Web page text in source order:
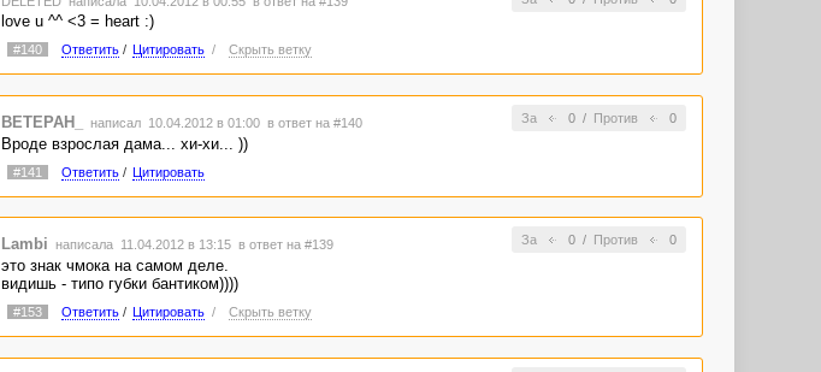
love u ^^ <3 = heart :)
#140 Ответить/ Цитировать / Скрыть ветку
За 0/ Против 0
BETEPAH_ написал 10.04.2012 в 01:00 в ответ на #140
Вроде взрослая дама... хи-хи... ))
#141 Ответить/ Цитировать
За 0/ Против 0
Lambi написала 11.04.2012 в 13:15 в ответ на #139
это знак чмока на самом деле.
видишь - типо губки бантиком))))
#153 Ответить/ Цитировать / Скрыть ветку